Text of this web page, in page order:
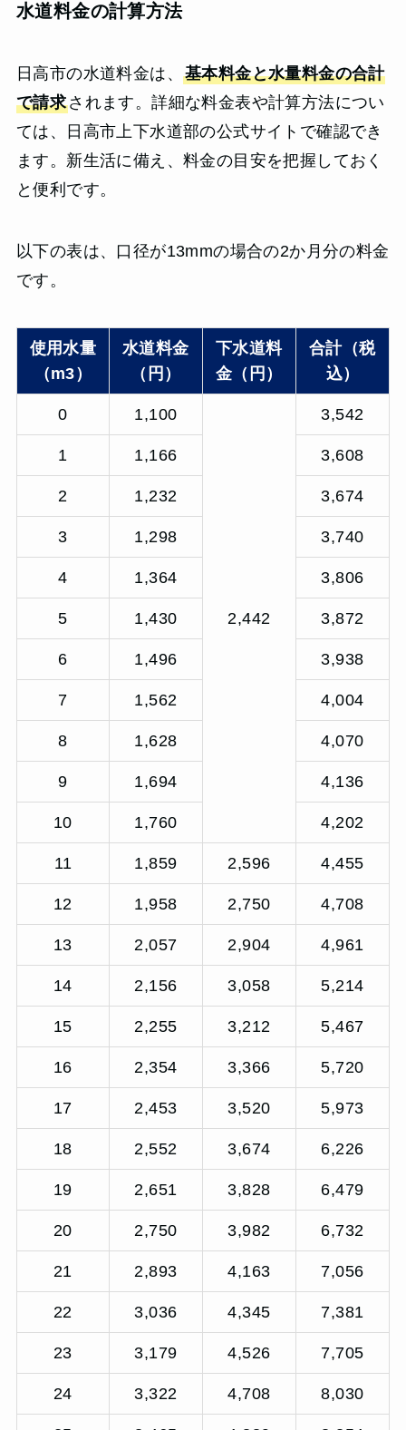
水道料金の計算方法
日高市の水道料金は、 基本料金と水量料金の合計
で請求されます。詳細な料金表や計算方法につい
ては、日高市上下水道部の公式サイトで確認でき
ます。新生活に備え、料金の目安を把握しておく
と便利です。
以下の表は、口径が13mmの場合の2か月分の料金
です。
使用水量
（m3）
水道料金
（円）
下水道料
金（円）
合計（税
込）
0 1,100
2,442
3,542
1 1,166 3,608
2 1,232 3,674
3 1,298 3,740
4 1,364 3,806
5 1,430 3,872
6 1,496 3,938
7 1,562 4,004
8 1,628 4,070
9 1,694 4,136
10 1,760 4,202
11 1,859 2,596 4,455
12 1,958 2,750 4,708
13 2,057 2,904 4,961
14 2,156 3,058 5,214
15 2,255 3,212 5,467
16 2,354 3,366 5,720
17 2,453 3,520 5,973
18 2,552 3,674 6,226
19 2,651 3,828 6,479
20 2,750 3,982 6,732
21 2,893 4,163 7,056
22 3,036 4,345 7,381
23 3,179 4,526 7,705
24 3,322 4,708 8,030